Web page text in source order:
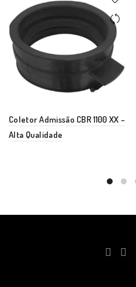
Coletor Admissão CBR 1100 XX –
Alta Qualidade